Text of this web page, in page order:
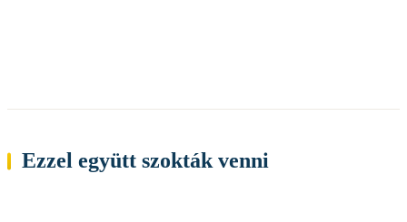
Ezzel együtt szokták venni